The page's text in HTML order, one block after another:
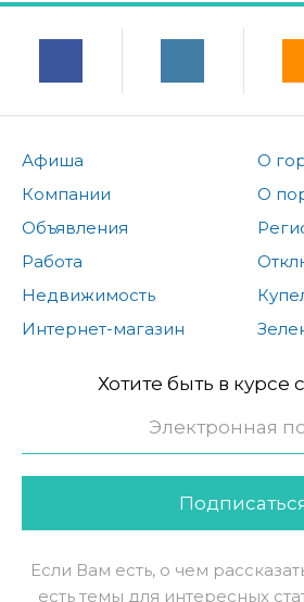
Афиша
Компании
Объявления
Работа
Недвижимость
Интернет-магазин
О
О
Хотите быть в курсе
Если Вам есть, о чем
есть темы для интересных